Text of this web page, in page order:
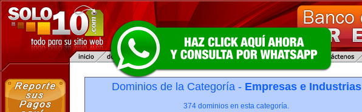
Dominios de la Categoría - Empresas e Industrias
374 dominios en esta categoría.